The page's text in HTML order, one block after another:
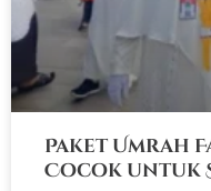
Paket Umrah
Cocok untuk